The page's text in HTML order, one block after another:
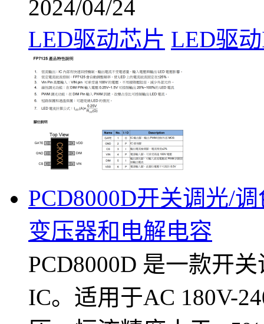
2024/04/24
LED驱动芯片 LED驱
PCD8000D开关调光/
变压器和电解电容
PCD8000D 是一款开
IC。适用于AC 180V-